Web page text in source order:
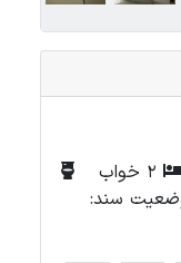
2 خواب
سند: